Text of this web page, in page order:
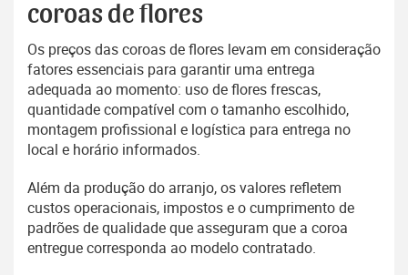
coroas de flores
Os preços das coroas de flores levam em consideração
fatores essenciais para garantir uma entrega
adequada ao momento: uso de flores frescas,
quantidade compatível com o tamanho escolhido,
montagem profissional e logística para entrega no
local e horário informados.
Além da produção do arranjo, os valores refletem
custos operacionais, impostos e o cumprimento de
padrões de qualidade que asseguram que a coroa
entregue corresponda ao modelo contratado.